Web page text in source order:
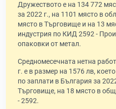
Дружеството е на 134 772
за 2022 г., на 1101 място в
място в Търговище и на 13
индустрия по КИД 2592 -
опаковки от метал.
Средномесечната нетна
г. е в размер на 1576 лв,
по заплати в България за
Търговище, на 18 място в
- 2592.